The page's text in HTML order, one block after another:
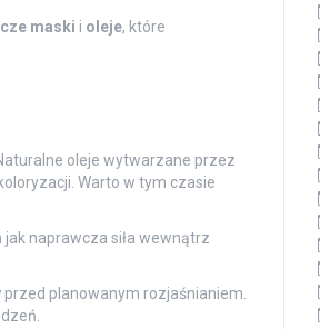
maski i oleje, które
oleje wytwarzane przez
Warto w tym czasie
jak naprawcza siła wewnątrz
przed planowanym rozjaśnianiem.